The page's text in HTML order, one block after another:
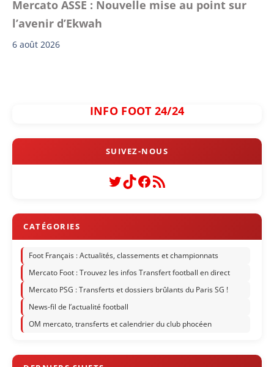
Mercato ASSE : Nouvelle mise au point sur
l’avenir d’Ekwah
6 août 2026
INFO FOOT 24/24
Twitter
TikTok
Facebook
Flux RSS
Foot Français : Actualités, classements et championnats
Mercato Foot : Trouvez les infos Transfert football en direct
Mercato PSG : Transferts et dossiers brûlants du Paris SG !
News-fil de l’actualité football
OM mercato, transferts et calendrier du club phocéen